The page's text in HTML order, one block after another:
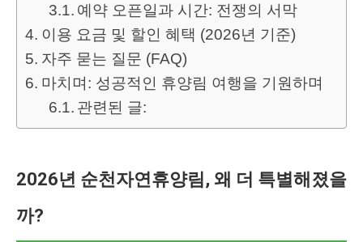
예약 오픈일과 시간: 전쟁의 서막
이용 요금 및 할인 혜택 (2026년 기준)
자주 묻는 질문 (FAQ)
마치며: 성공적인 휴양림 여행을 기원하며
관련된 글:
2026년 순천자연휴양림, 왜 더 특별해졌을
까?